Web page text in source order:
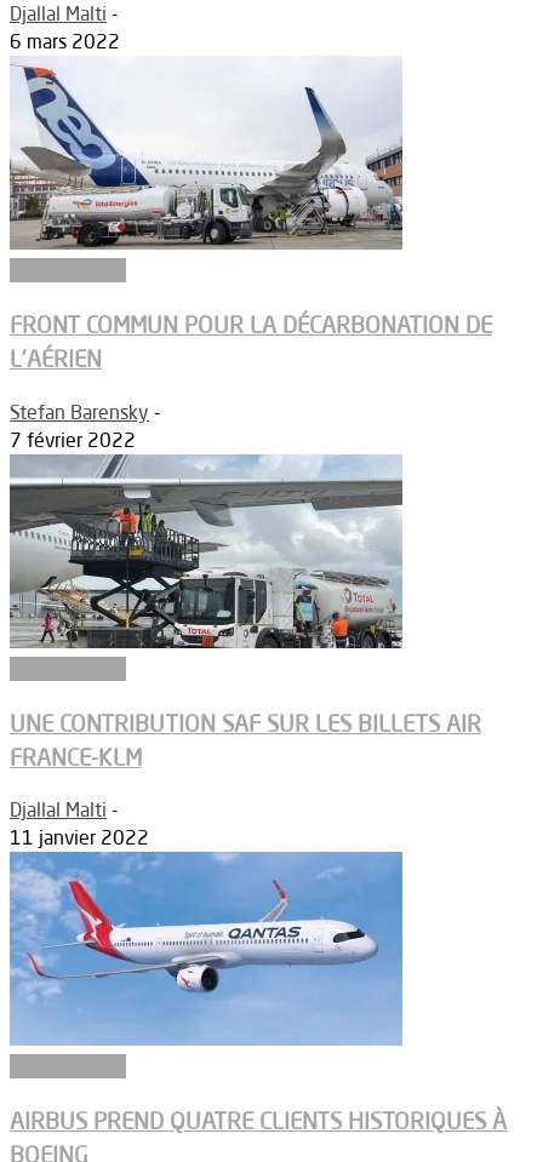
Djallal Malti -
6 mars 2022
FRONT COMMUN POUR LA DÉCARBONATION DE
L’AÉRIEN
Stefan Barensky -
7 février 2022
UNE CONTRIBUTION SAF SUR LES BILLETS AIR
FRANCE-KLM
Djallal Malti -
11 janvier 2022
AIRBUS PREND QUATRE CLIENTS HISTORIQUES À
BOEING